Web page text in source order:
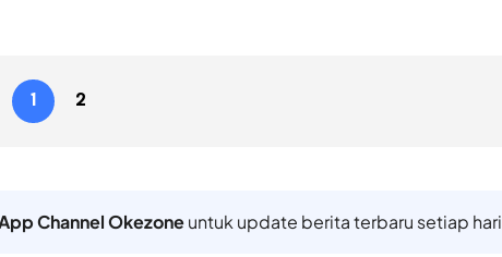
1 2
Channel Okezoneuntuk update berita terbaru setiap hari